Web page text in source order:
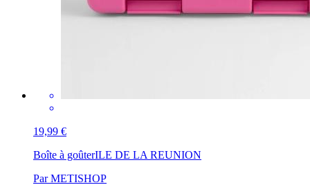
19,99 €
Boîte à goûterILE DE LA REUNION
Par METISHOP